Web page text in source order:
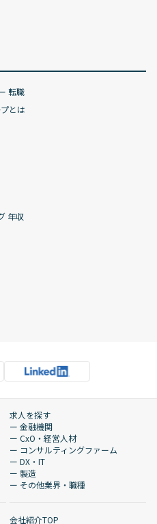
転職
とは
年収
求人を探す
ー 金融機関
ー CxO・経営人材
ー コンサルティングファーム
ー DX・IT
ー 製造
ー その他業界・職種
会社紹介TOP